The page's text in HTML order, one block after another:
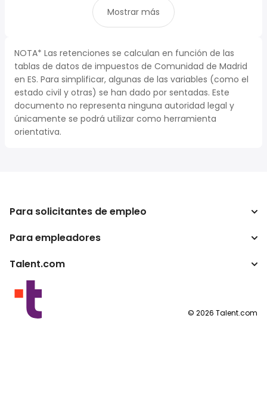
Mostrar más
NOTA* Las retenciones se calculan en función de las
tablas de datos de impuestos de Comunidad de Madrid
en ES. Para simplificar, algunas de las variables (como el
estado civil y otras) se han dado por sentadas. Este
documento no representa ninguna autoridad legal y
únicamente se podrá utilizar como herramienta
orientativa.
Para solicitantes de empleo
Buscador de trabajo
Conversor de salario
Para empleadores
Empresa
Programas para publishers
Talent.com
Otros países
Condiciones de uso
© 2026 Talent.com